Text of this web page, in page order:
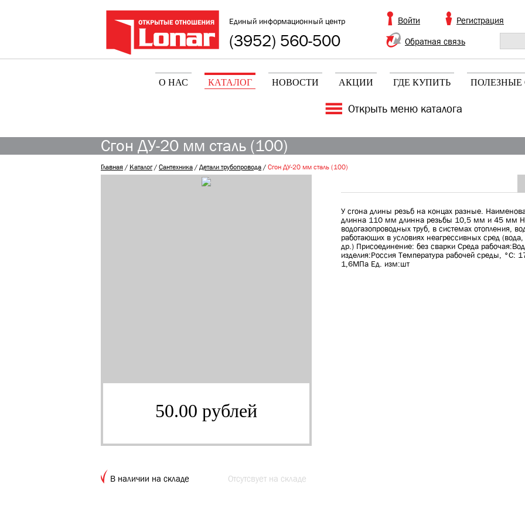
Единый информационный центр
(3952) 560-500
Войти
Регистрация
Обратная связь
О НАС КАТАЛОГ НОВОСТИ АКЦИИ ГДЕ КУПИТЬ ПОЛЕЗНЫЕ
Открыть меню каталога
Сгон ДУ-20 мм сталь (100)
Главная/ Каталог/Сантехника/Детали трубопровода/Сгон ДУ-20 мм сталь (100)
50.00 рублей
В наличии на складе Отсутсвует на складе
У сгона длины резьб на концах разные.
длинна 110 мм длинна резьбы 10,5 мм и 45 мм
водогазопроводных труб, в системах отопления,
работающих в условиях неагрессивных сред
др.) Присоединение: без сварки Среда
изделия:Россия Температура рабочей среды,
1,6МПа Ед. изм:шт